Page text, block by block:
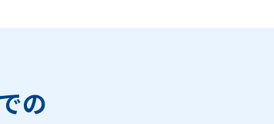
の